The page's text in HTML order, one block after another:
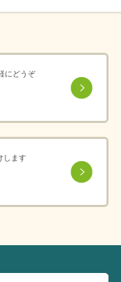
にどうぞ
します